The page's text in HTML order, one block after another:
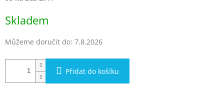
cena:
Skladem
Můžeme doručit do: 7.8.2026
Přidat do košíku